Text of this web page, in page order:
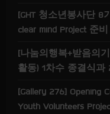
[GHT 청소년봉사단 8
clear mind Project 준비
[나눔의행복+받음의
활동) 1차수 종결식
[Gallery 276] Opening
Youth Volunteers